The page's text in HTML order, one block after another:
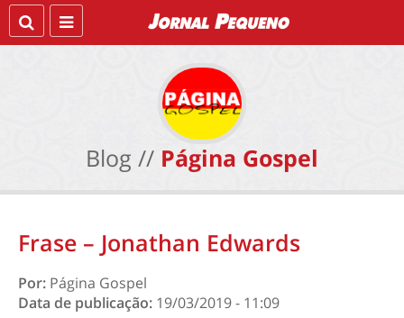
Blog // Página Gospel
Frase – Jonathan Edwards
Por: Página Gospel
Data de publicação: 19/03/2019 - 11:09